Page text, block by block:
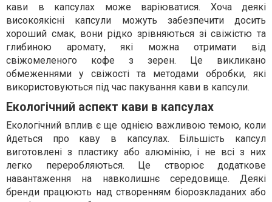
кави в капсулах може варіюватися. Хоча деякі
високоякісні капсули можуть забезпечити досить
хороший смак, вони рідко зрівняються зі свіжістю та
глибиною аромату, які можна отримати від
свіжомеленого кофе з зерен. Це викликано
обмеженнями у свіжості та методами обробки, які
використовуються під час пакування кави в капсули.
Екологічний аспект кави в капсулах
Екологічний вплив є ще однією важливою темою, коли
йдеться про каву в капсулах. Більшість капсул
виготовлені з пластику або алюмінію, і не всі з них
легко переробляються. Це створює додаткове
навантаження на навколишнє середовище. Деякі
бренди працюють над створенням біорозкладаних або